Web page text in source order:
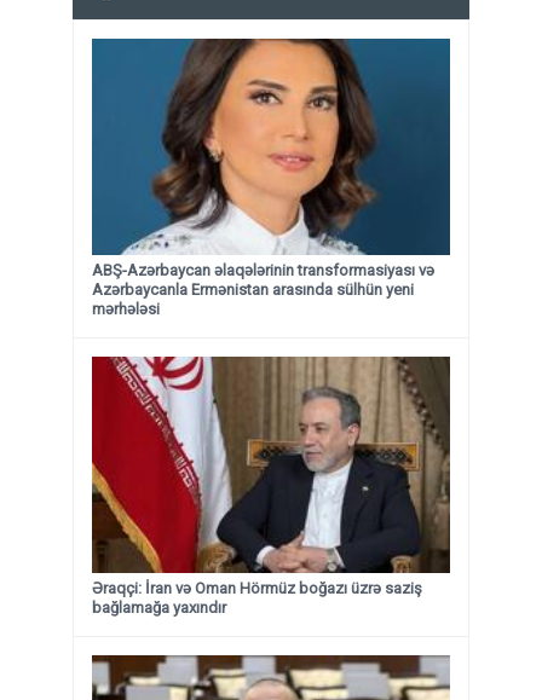
ABŞ-Azərbaycan əlaqələrinin transformasiyası və
Azərbaycanla Ermənistan arasında sülhün yeni
mərhələsi
Əraqçi: İran və Oman Hörmüz boğazı üzrə saziş
bağlamağa yaxındır